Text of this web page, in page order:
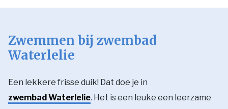
Zwemmen bij zwembad
Waterlelie
Een lekkere frisse duik! Dat doe je in
zwembad Waterlelie. Het is een leuke een leerzame